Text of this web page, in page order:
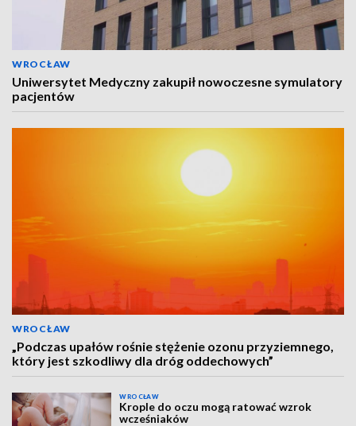
WROCŁAW
Uniwersytet Medyczny zakupił nowoczesne symulatory
pacjentów
WROCŁAW
„Podczas upałów rośnie stężenie ozonu przyziemnego,
który jest szkodliwy dla dróg oddechowych”
WROCŁAW
Krople do oczu mogą ratować wzrok
wcześniaków